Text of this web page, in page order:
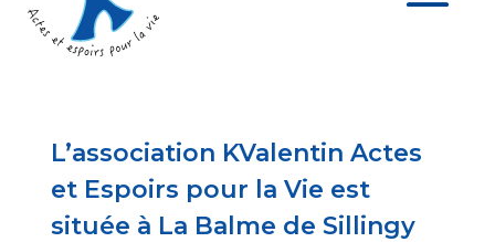
L’association KValentin Actes
et Espoirs pour la Vie est
située à La Balme de Sillingy